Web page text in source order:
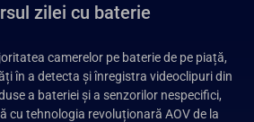
zilei cu baterie
camerelor pe baterie de pe piață,
în a detecta și înregistra videoclipuri din
a bateriei și a senzorilor nespecifici,
cu tehnologia revoluționară AOV de la